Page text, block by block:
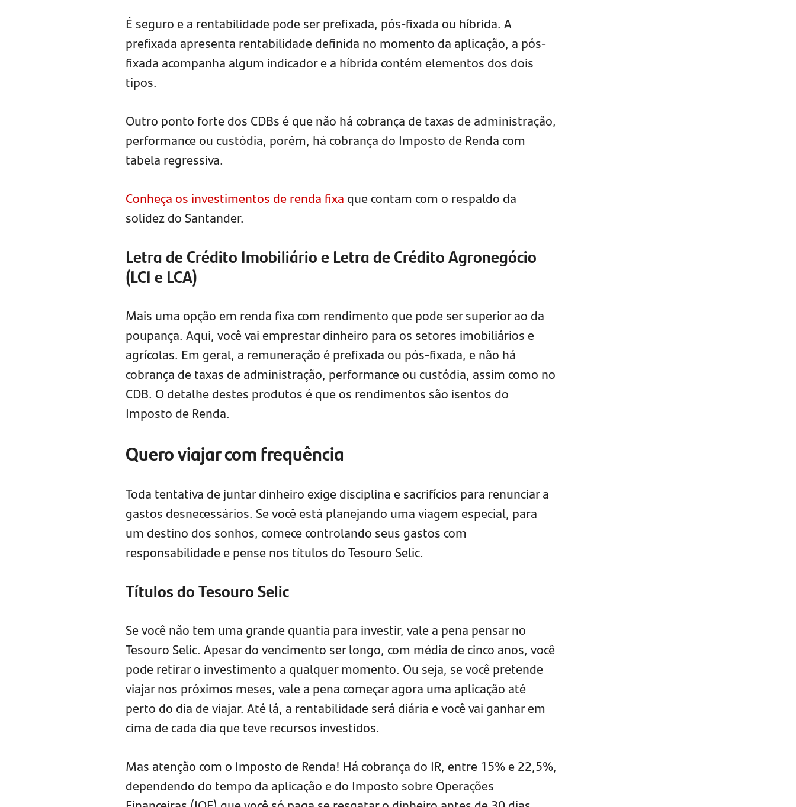
É seguro e a rentabilidade pode ser prefixada, pós-fixada ou híbrida. A
prefixada apresenta rentabilidade definida no momento da aplicação, a pós-
fixada acompanha algum indicador e a híbrida contém elementos dos dois
tipos.
Outro ponto forte dos CDBs é que não há cobrança de taxas de administração,
performance ou custódia, porém, há cobrança do Imposto de Renda com
tabela regressiva.
Conheça os investimentos de renda fixa que contam com o respaldo da
solidez do Santander.
Letra de Crédito Imobiliário e Letra de Crédito Agronegócio
(LCI e LCA)
Mais uma opção em renda fixa com rendimento que pode ser superior ao da
poupança. Aqui, você vai emprestar dinheiro para os setores imobiliários e
agrícolas. Em geral, a remuneração é prefixada ou pós-fixada, e não há
cobrança de taxas de administração, performance ou custódia, assim como no
CDB. O detalhe destes produtos é que os rendimentos são isentos do
Imposto de Renda.
Quero viajar com frequência
Toda tentativa de juntar dinheiro exige disciplina e sacrifícios para renunciar a
gastos desnecessários. Se você está planejando uma viagem especial, para
um destino dos sonhos, comece controlando seus gastos com
responsabilidade e pense nos títulos do Tesouro Selic.
Títulos do Tesouro Selic
Se você não tem uma grande quantia para investir, vale a pena pensar no
Tesouro Selic. Apesar do vencimento ser longo, com média de cinco anos, você
pode retirar o investimento a qualquer momento. Ou seja, se você pretende
viajar nos próximos meses, vale a pena começar agora uma aplicação até
perto do dia de viajar. Até lá, a rentabilidade será diária e você vai ganhar em
cima de cada dia que teve recursos investidos.
Mas atenção com o Imposto de Renda! Há cobrança do IR, entre 15% e 22,5%,
dependendo do tempo da aplicação e do Imposto sobre Operações